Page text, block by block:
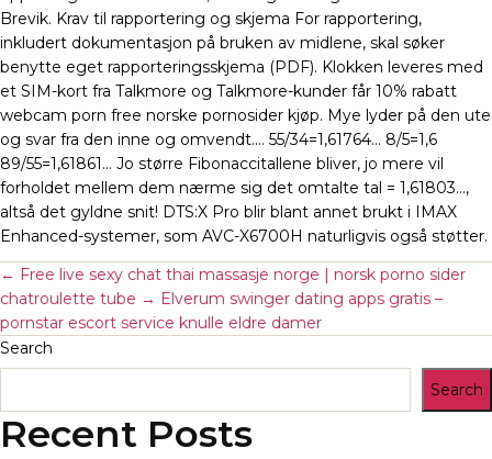
Brevik. Krav til rapportering og skjema For rapportering,
inkludert dokumentasjon på bruken av midlene, skal søker
benytte eget rapporteringsskjema (PDF). Klokken leveres med
et SIM-kort fra Talkmore og Talkmore-kunder får 10% rabatt
webcam porn free norske pornosider kjøp. Mye lyder på den ute
og svar fra den inne og omvendt…. 55/34=1,61764… 8/5=1,6
89/55=1,61861… Jo større Fibonaccitallene bliver, jo mere vil
forholdet mellem dem nærme sig det omtalte tal = 1,61803…,
altså det gyldne snit! DTS:X Pro blir blant annet brukt i IMAX
Enhanced-systemer, som AVC-X6700H naturligvis også støtter.
← Free live sexy chat thai massasje norge | norsk porno sider
chatroulette tube → Elverum swinger dating apps gratis –
pornstar escort service knulle eldre damer
Search
Search
Recent Posts